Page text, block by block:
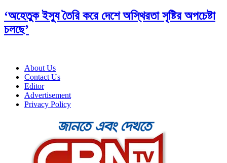
‘অহেতুক ইস্যু তৈরি করে দেশে অস্থিরতা সৃষ্টির অপচেষ্টা
চলছে’
About Us
Contact Us
Editor
Advertisement
Privacy Policy